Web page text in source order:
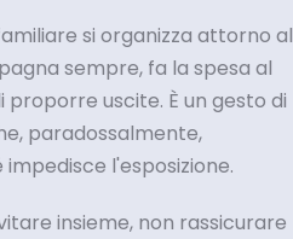
si organizza attorno al
sempre, fa la spesa al
uscite. È un gesto di
paradossalmente,
l'esposizione.
insieme, non rassicurare